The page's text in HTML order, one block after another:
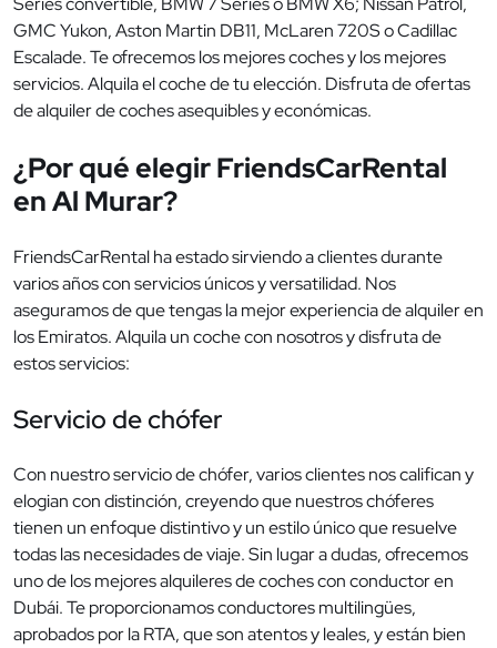
GMC Yukon, Aston Martin DB11, McLaren 720S o Cadillac
Escalade. Te ofrecemos los mejores coches y los mejores
servicios. Alquila el coche de tu elección. Disfruta de ofertas
de alquiler de coches asequibles y económicas.
¿Por qué elegir FriendsCarRental
en Al Murar?
FriendsCarRental ha estado sirviendo a clientes durante
varios años con servicios únicos y versatilidad. Nos
aseguramos de que tengas la mejor experiencia de alquiler en
los Emiratos. Alquila un coche con nosotros y disfruta de
estos servicios:
Servicio de chófer
Con nuestro servicio de chófer, varios clientes nos califican y
elogian con distinción, creyendo que nuestros chóferes
tienen un enfoque distintivo y un estilo único que resuelve
todas las necesidades de viaje. Sin lugar a dudas, ofrecemos
uno de los mejores alquileres de coches con conductor en
Dubái. Te proporcionamos conductores multilingües,
aprobados por la RTA, que son atentos y leales, y están bien